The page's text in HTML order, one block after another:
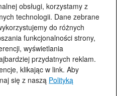
obsługi, korzystamy z
technologii. Dane zebrane
do różnych
funkcjonalności strony,
wyświetlania
przydatnych reklam.
klikając w link. Aby
się z naszą Polityką